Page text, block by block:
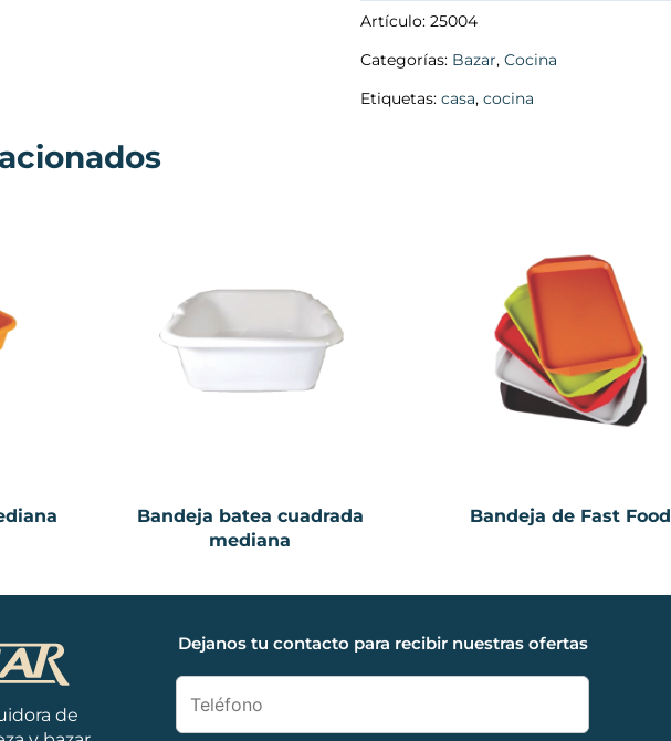
Artículo: 25004
Categorías: Bazar, Cocina
Etiquetas: casa, cocina
Bandeja batea cuadrada
mediana
Bandeja de Fast Food
de
Dejanos tu contacto para recibir nuestras ofertas